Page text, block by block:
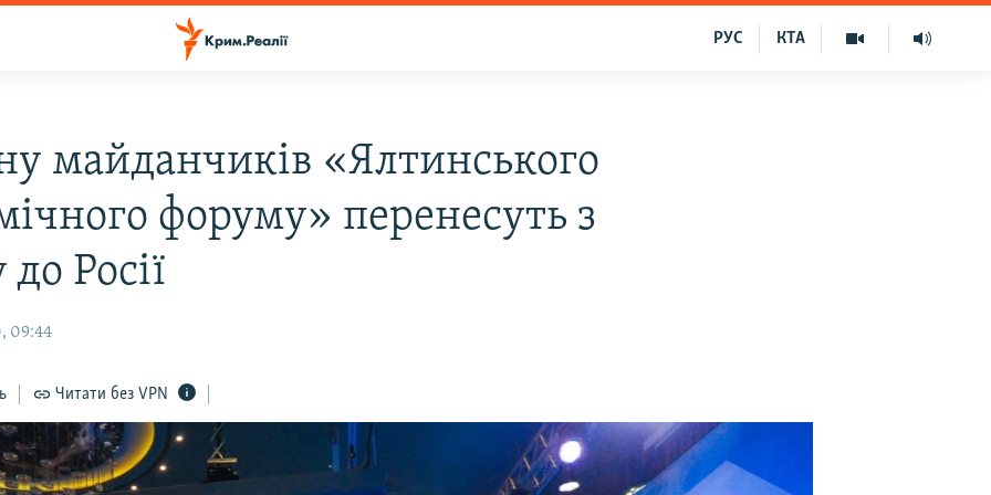
КТА
РУС
майданчиків «Ялтинського
форуму» перенесуть з
Росії
09:44
Читати без VPN